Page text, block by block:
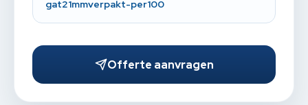
gat21mmverpakt-per100
Offerte aanvragen